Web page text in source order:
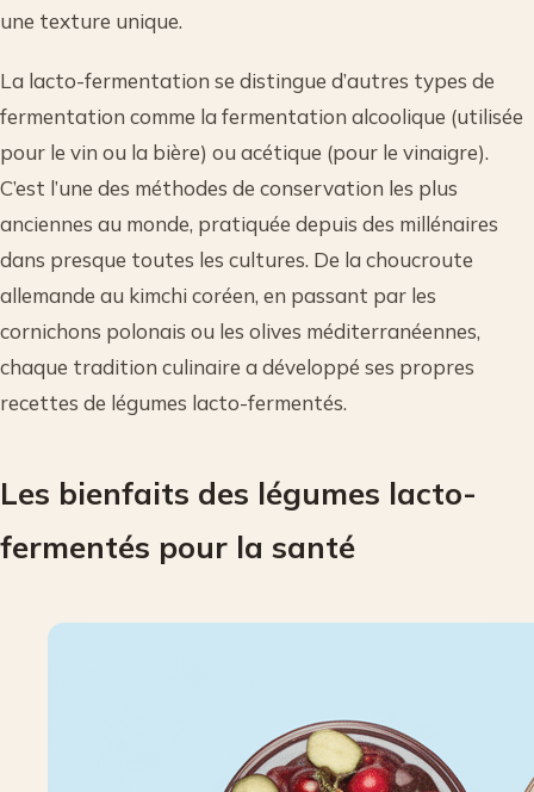
une texture unique.
La lacto-fermentation se distingue d’autres types de
fermentation comme la fermentation alcoolique (utilisée
pour le vin ou la bière) ou acétique (pour le vinaigre).
C’est l’une des méthodes de conservation les plus
anciennes au monde, pratiquée depuis des millénaires
dans presque toutes les cultures. De la choucroute
allemande au kimchi coréen, en passant par les
cornichons polonais ou les olives méditerranéennes,
chaque tradition culinaire a développé ses propres
recettes de légumes lacto-fermentés.
Les bienfaits des légumes lacto-
fermentés pour la santé